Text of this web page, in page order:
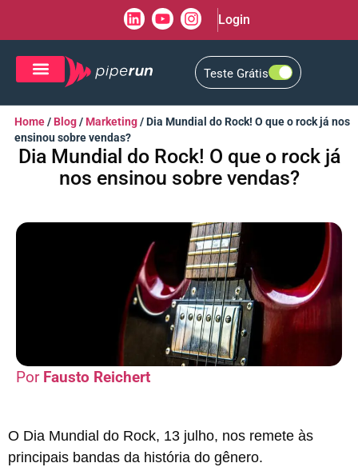
Login
Teste Grátis
Home/ Blog/ Marketing/Dia Mundial do Rock! O que o rock já nos
ensinou sobre vendas?
Dia Mundial do Rock! O que o rock já
nos ensinou sobre vendas?
Fausto Reichert
O Dia Mundial do Rock, 13 julho, nos remete às
principais bandas da história do gênero.